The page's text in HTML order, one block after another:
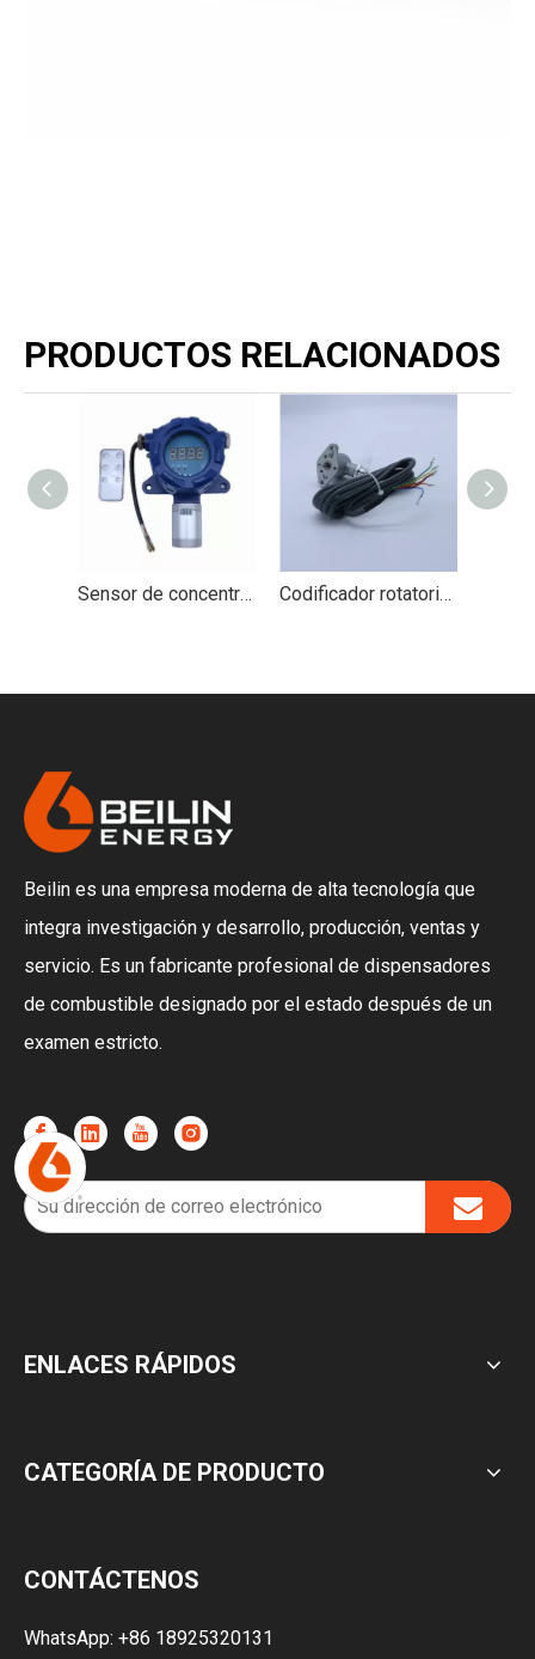
PRODUCTOS RELACIONADOS
Sensor de concentración de petróleo y gas Codificador rotatorio del equipo dispensador de combustible Beilin
Beilin es una empresa moderna de alta tecnología que
integra investigación y desarrollo, producción, ventas y
servicio. Es un fabricante profesional de dispensadores
de combustible designado por el estado después de un
examen estricto.
ENLACES RÁPIDOS
CATEGORÍA DE PRODUCTO
CONTÁCTENOS
WhatsApp: +86 18925320131